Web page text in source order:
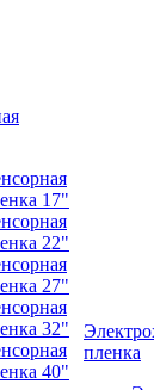
17"
22"
27"
32"
40"
пленка